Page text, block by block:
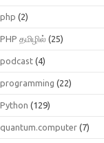
php (2)
PHP தமிழில் (25)
podcast (4)
programming (22)
Python (129)
quantum.computer (7)